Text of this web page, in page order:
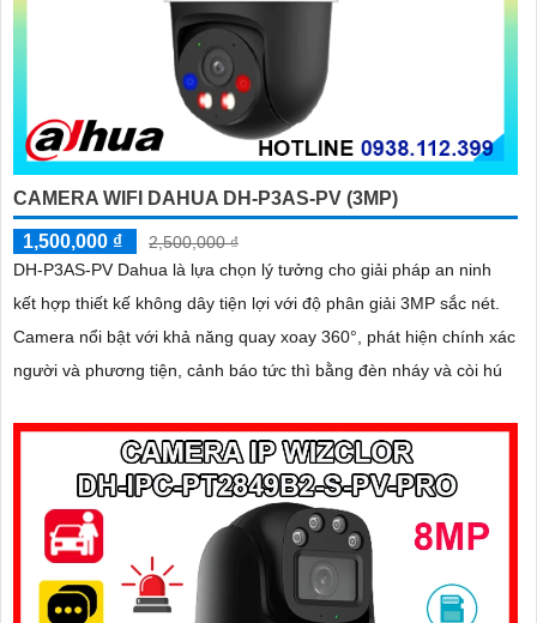
CAMERA WIFI DAHUA DH-P3AS-PV (3MP)
1,500,000 ₫
2,500,000 ₫
DH-P3AS-PV Dahua là lựa chọn lý tưởng cho giải pháp an ninh
kết hợp thiết kế không dây tiện lợi với độ phân giải 3MP sắc nét.
Camera nổi bật với khả năng quay xoay 360°, phát hiện chính xác
người và phương tiện, cảnh báo tức thì bằng đèn nháy và còi hú